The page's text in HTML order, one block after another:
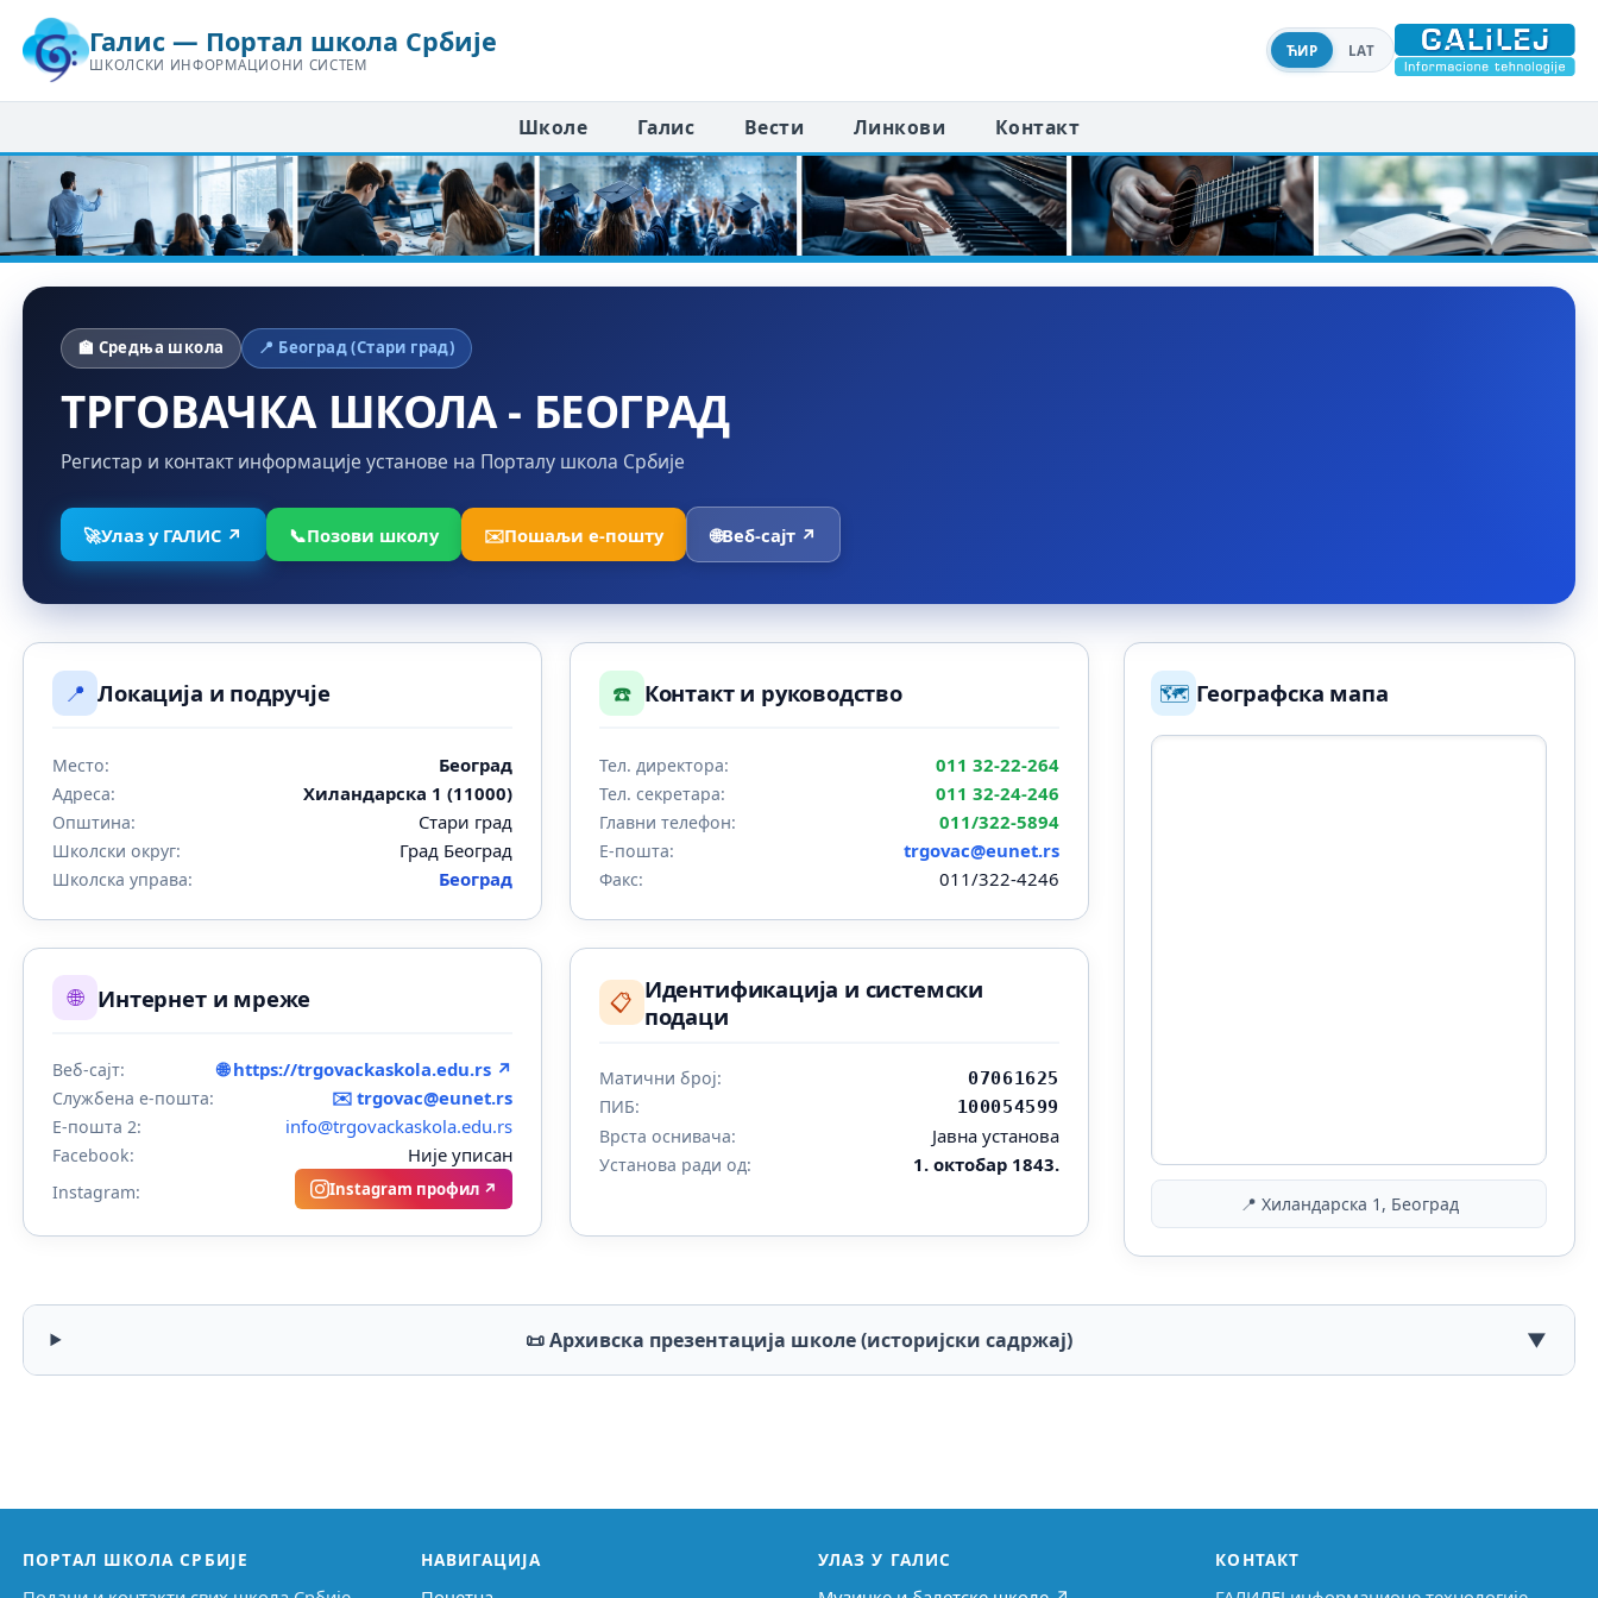
Галис — Портал школа Србије
ШКОЛСКИ ИНФОРМАЦИОНИ СИСТЕМ
ЋИР LAT
Школе Галис Вести Линкови Контакт
🏫 Средња школа 📍 Београд (Стари град)
ТРГОВАЧКА ШКОЛА - БЕОГРАД
Регистар и контакт информације установе на Порталу школа Србије
🚀Улаз у ГАЛИС ↗ 📞Позови школу ✉️Пошаљи е-пошту 🌐Веб-сајт ↗
📍 Локација и подручје
Место: Београд
Адреса: Хиландарска 1 (11000)
Општина: Стари град
Школски округ: Град Београд
Школска управа: Београд
☎️ Контакт и руководство
Тел. директора: 011 32-22-264
Тел. секретара: 011 32-24-246
Главни телефон: 011/322-5894
Е-пошта: trgovac@eunet.rs
Факс: 011/322-4246
🌐 Интернет и мреже
Веб-сајт: 🌐 https://trgovackaskola.edu.rs ↗
Службена е-пошта: ✉️trgovac@eunet.rs
Е-пошта 2: info@trgovackaskola.edu.rs
Facebook: Није уписан
Instagram: Instagram профил ↗
📋 Идентификација и системски
подаци
Матични број: 07061625
ПИБ: 100054599
Врста оснивача: Јавна установа
Установа ради од: 1. октобар 1843.
🗺️ Географска мапа
📍 Хиландарска 1, Београд
📜 Архивска презентација школе (историјски садржај) ▼
ПОРТАЛ ШКОЛА СРБИЈЕ НАВИГАЦИЈА УЛАЗ У ГАЛИС КОНТАКТ